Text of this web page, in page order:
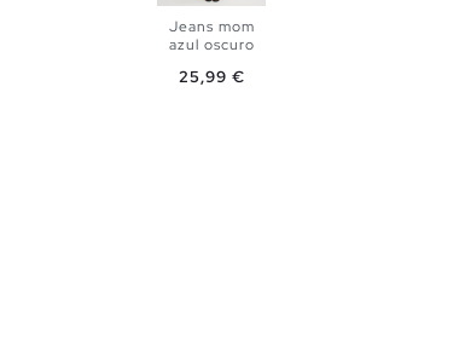
Jeans mom
azul oscuro
Precio
25,99 €